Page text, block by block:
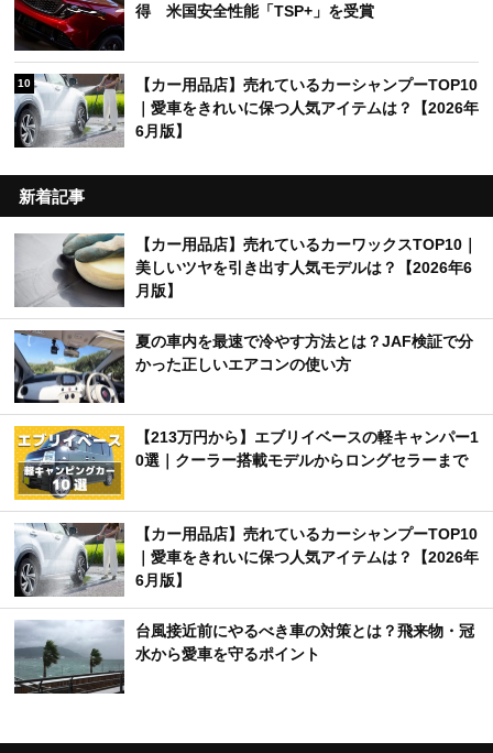
得 米国安全性能「TSP+」を受賞
10
【カー用品店】売れているカーシャンプーTOP10
｜愛車をきれいに保つ人気アイテムは？【2026年
6月版】
新着記事
【カー用品店】売れているカーワックスTOP10｜
美しいツヤを引き出す人気モデルは？【2026年6
月版】
夏の車内を最速で冷やす方法とは？JAF検証で分
かった正しいエアコンの使い方
【213万円から】エブリイベースの軽キャンパー1
0選｜クーラー搭載モデルからロングセラーまで
【カー用品店】売れているカーシャンプーTOP10
｜愛車をきれいに保つ人気アイテムは？【2026年
6月版】
台風接近前にやるべき車の対策とは？飛来物・冠
水から愛車を守るポイント